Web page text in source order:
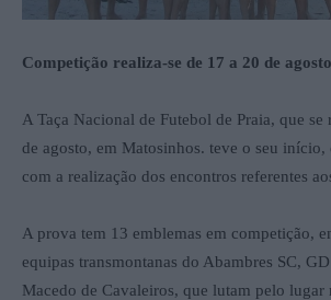
Competição realiza-se de 17 a 20 de
A Taça Nacional de Futebol de Praia, que se
de agosto, em Matosinhos. teve o seu início,
com a realização dos encontros referentes
A prova tem 13 emblemas em competição,
equipas transmontanas do Abambres SC,
Macedo de Cavaleiros, que lutam pelo lugar